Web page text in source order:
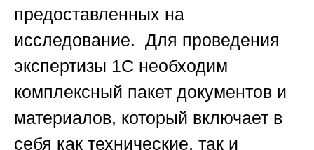
предоставленных на
исследование. Для проведения
экспертизы 1С необходим
комплексный пакет документов и
материалов, который включает в
себя как технические, так и